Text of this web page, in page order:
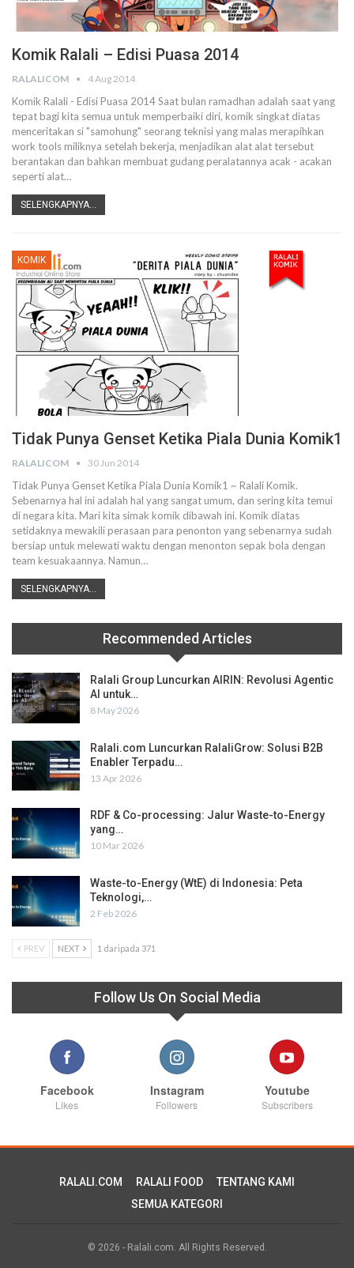
Komik Ralali – Edisi Puasa 2014
RALALICOM 4 Aug 2014
Komik Ralali - Edisi Puasa 2014 Saat bulan ramadhan adalah saat yang
tepat bagi kita semua untuk memperbaiki diri, komik singkat diatas
menceritakan si "samohung" seorang teknisi yang malas merapihkan
work tools miliknya setelah bekerja, menjadikan alat alat tersebut
berantakan dan bahkan membuat gudang peralatannya acak - acakan
seperti alat…
SELENGKAPNYA...
KOMIK
Tidak Punya Genset Ketika Piala Dunia Komik1
RALALICOM 30 Jun 2014
Tidak Punya Genset Ketika Piala Dunia Komik1 ~ Ralali Komik.
Sebenarnya hal ini adalah hal yang sangat umum, dan sering kita temui
di negara kita. Mari kita simak komik dibawah ini. Komik diatas
setidaknya mewakili perasaan para penonton yang sebenarnya sudah
bersiap untuk melewati waktu dengan menonton sepak bola dengan
team kesuakaannya. Namun…
SELENGKAPNYA...
Recommended Articles
Ralali Group Luncurkan AIRIN: Revolusi Agentic
AI untuk…
8 May 2026
Ralali.com Luncurkan RalaliGrow: Solusi B2B
Enabler Terpadu…
13 Apr 2026
RDF & Co-processing: Jalur Waste-to-Energy
yang…
10 Mar 2026
Waste-to-Energy (WtE) di Indonesia: Peta
Teknologi,…
2 Feb 2026
PREV NEXT 1 daripada 371
Follow Us On Social Media
Facebook
Likes
Instagram
Followers
Youtube
Subscribers
RALALI.COM RALALI FOOD
TENTANG KAMI
SEMUA KATEGORI
© 2026 - Ralali.com. All Rights Reserved.